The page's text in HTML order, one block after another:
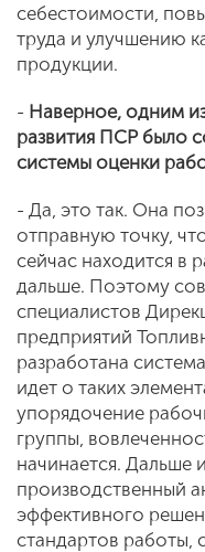
себестоимости,
труда и улучшению
продукции.
- Наверное, одним
развития ПСР было
системы оценки
- Да, это так. Она
отправную точку,
сейчас находится в
дальше. Поэтому
специалистов
предприятий
разработана
идет о таких
упорядочение
группы,
начинается. Дальше
производственный
эффективного
стандартов работы,